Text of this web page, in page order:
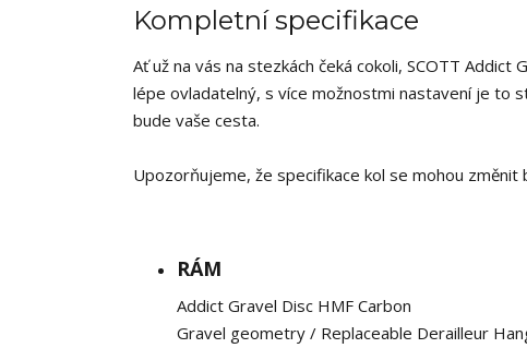
Kompletní specifikace
Ať už na vás na stezkách čeká cokoli, SCOTT
lépe ovladatelný, s více možnostmi nastavení je to
bude vaše cesta.
Upozorňujeme, že specifikace kol se mohou změnit
RÁM
Addict Gravel Disc HMF Carbon
Gravel geometry / Replaceable Derailleur